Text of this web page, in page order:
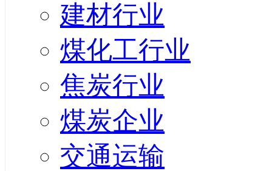
建材行业
煤化工行业
焦炭行业
煤炭企业
交通运输